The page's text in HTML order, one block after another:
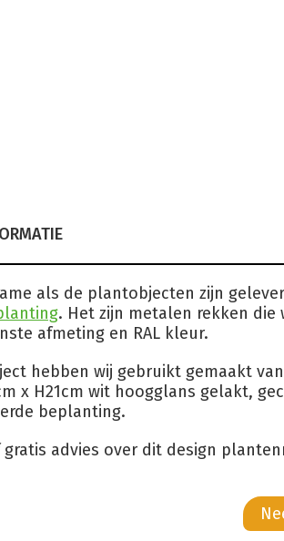
als de plantobjecten zijn
. Het zijn metalen rekken die
afmeting en RAL kleur.
hebben wij gebruikt gemaakt
x H21cm wit hoogglans gelakt,
beplanting.
advies over dit design